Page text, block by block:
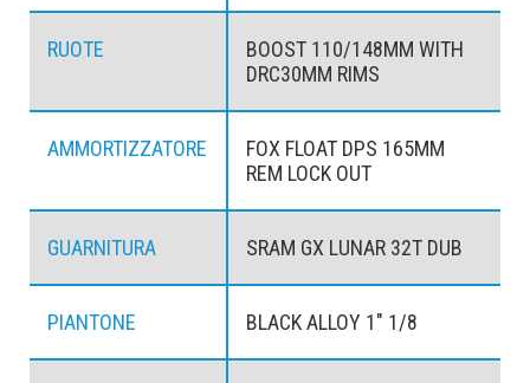
RUOTE
BOOST 110/148MM WITH
DRC30MM RIMS
AMMORTIZZATORE
FOX FLOAT DPS 165MM
REM LOCK OUT
GUARNITURA SRAM GX LUNAR 32T DUB
PIANTONE BLACK ALLOY 1" 1/8